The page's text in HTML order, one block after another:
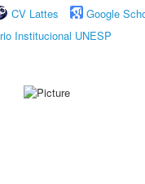
CV Lattes
Google
Institucional UNESP